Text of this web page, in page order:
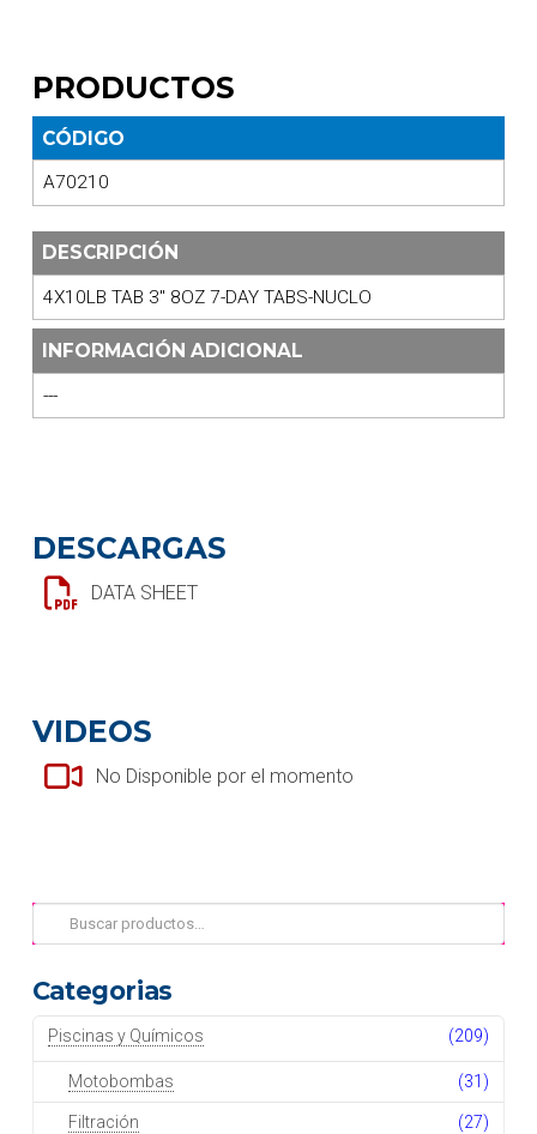
PRODUCTOS
CÓDIGO
A70210
DESCRIPCIÓN
4X10LB TAB 3" 8OZ 7-DAY TABS-NUCLO
INFORMACIÓN ADICIONAL
---
DESCARGAS
DATA SHEET
VIDEOS
No Disponible por el momento
Buscar
por:
Categorias
Piscinas y Químicos (209)
Motobombas (31)
Filtración (27)